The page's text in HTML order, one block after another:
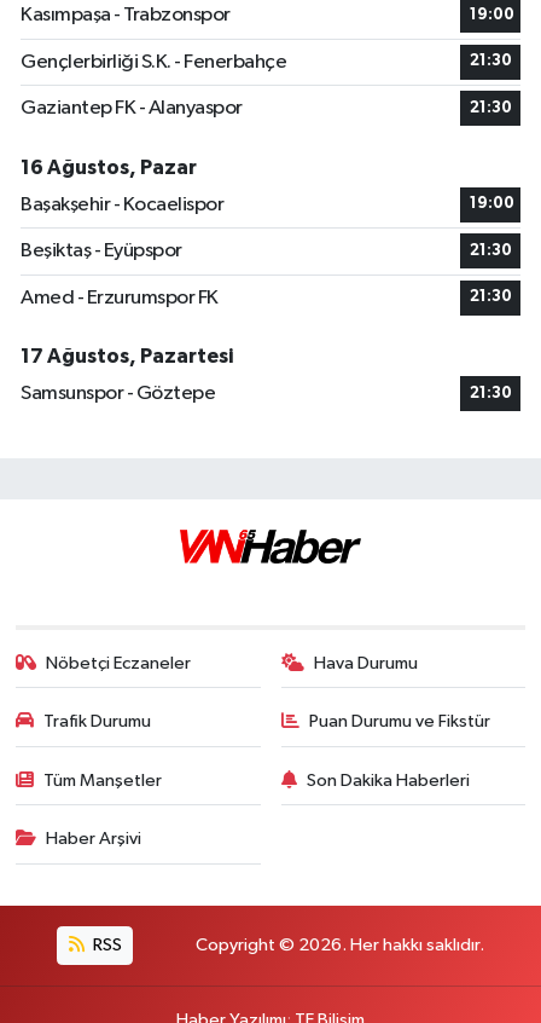
Kasımpaşa - Trabzonspor 19:00
Gençlerbirliği S.K. - Fenerbahçe 21:30
Gaziantep FK - Alanyaspor 21:30
16 Ağustos, Pazar
Başakşehir - Kocaelispor
19:00
Beşiktaş - Eyüpspor 21:30
Amed - Erzurumspor FK 21:30
17 Ağustos, Pazartesi
Samsunspor - Göztepe
21:30
Nöbetçi Eczaneler Hava Durumu
Trafik Durumu Puan Durumu ve Fikstür
Tüm Manşetler Son Dakika Haberleri
Haber Arşivi
RSS Copyright © 2026. Her hakkı saklıdır.